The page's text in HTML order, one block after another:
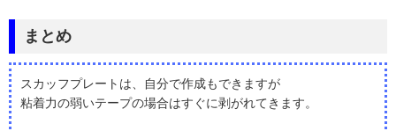
まとめ
スカッフプレートは、自分で作成もできますが
粘着力の弱いテープの場合はすぐに剥がれてきます。